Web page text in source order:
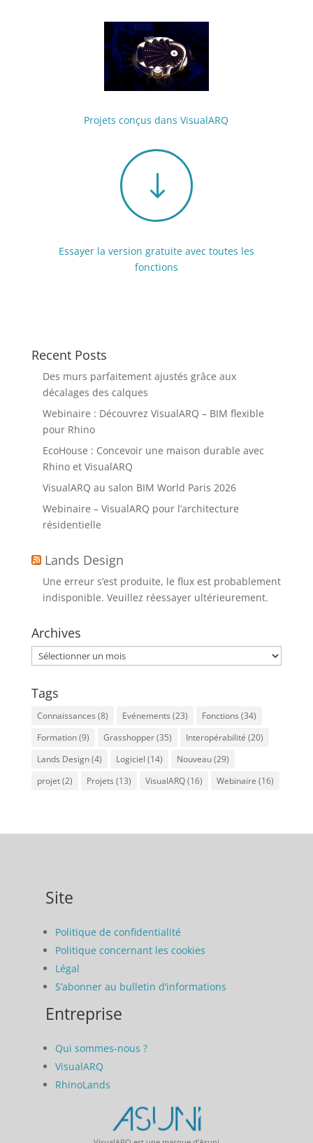
Projets conçus dans VisualARQ
"
Essayer la version gratuite avec toutes les
fonctions
Recent Posts
Des murs parfaitement ajustés grâce aux
décalages des calques
Webinaire : Découvrez VisualARQ – BIM flexible
pour Rhino
EcoHouse : Concevoir une maison durable avec
Rhino et VisualARQ
VisualARQ au salon BIM World Paris 2026
Webinaire – VisualARQ pour l’architecture
résidentielle
Lands Design
Une erreur s’est produite, le flux est probablement
indisponible. Veuillez réessayer ultérieurement.
Archives
Archives
Tags
Connaissances (8) Evénements (23) Fonctions (34)
Formation(9) Grasshopper(35) Interopérabilité (20)
Lands Design(4) Logiciel (14) Nouveau(29)
projet(2) Projets (13) VisualARQ(16) Webinaire (16)
Site
Politique de confidentialité
Politique concernant les cookies
Légal
S’abonner au bulletin d’informations
Entreprise
Qui sommes-nous ?
VisualARQ
RhinoLands